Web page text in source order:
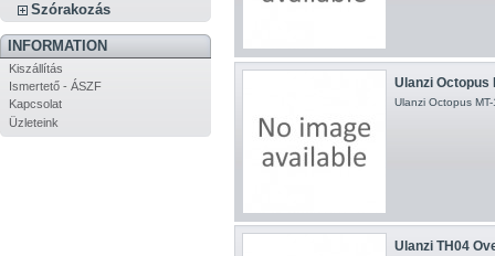
Szórakozás
INFORMATION
Kiszállítás
Ismertető - ÁSZF
Kapcsolat
Üzleteink
Ulanzi Octopus
Ulanzi Octopus
Ulanzi TH04